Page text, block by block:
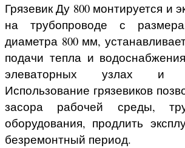
Грязевик Ду 800 монтируется и
на трубопроводе с
диаметра 800 мм,
подачи тепла и
элеваторных узлах и
Использование грязевиков
засора рабочей среды,
оборудования, продлить
безремонтный период.